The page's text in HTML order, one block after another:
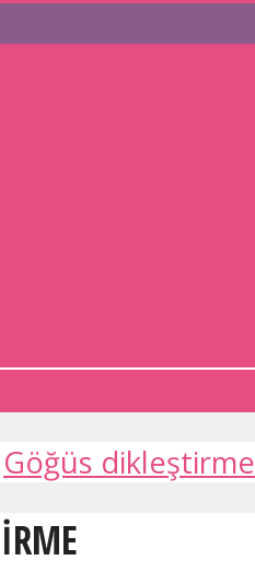
Göğüs dikleştirme